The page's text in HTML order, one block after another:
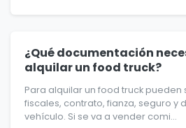
¿Qué documentación
alquilar un food truck?
Para alquilar un food truck pueden
fiscales, contrato, fianza, seguro y
vehículo. Si se va a vender comi...